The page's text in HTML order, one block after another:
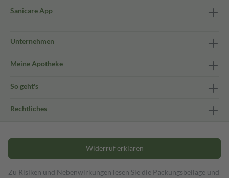
Sanicare App
Unternehmen
Meine Apotheke
So geht's
Rechtliches
Widerruf erklären
Zu Risiken und Nebenwirkungen lesen Sie die Packungsbeilage und